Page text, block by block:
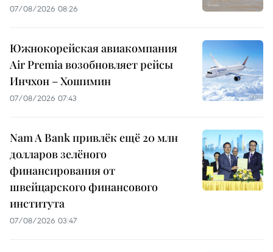
07/08/2026 08:26
Южнокорейская авиакомпания
Air Premia возобновляет рейсы
Инчхон – Хошимин
07/08/2026 07:43
Nam A Bank привлёк ещё 20 млн
долларов зелёного
финансирования от
швейцарского финансового
института
07/08/2026 03:47